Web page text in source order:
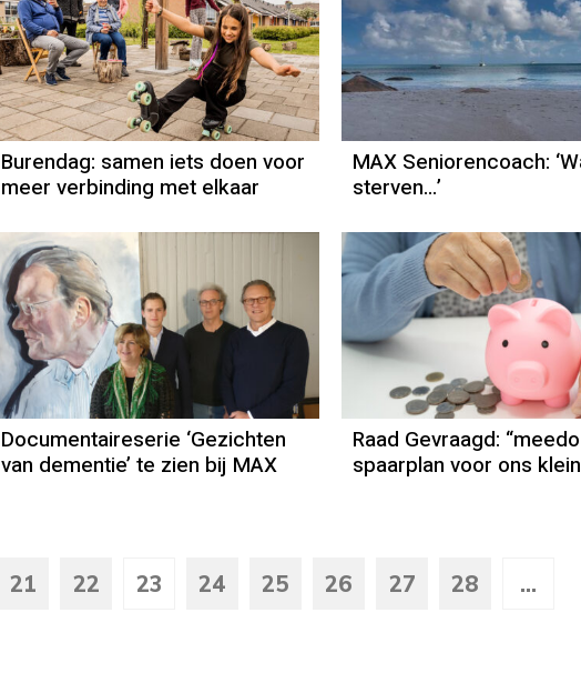
Burendag: samen iets doen voor
meer verbinding met elkaar
MAX Seniorencoach:
sterven…’
Documentaireserie ‘Gezichten
van dementie’ te zien bij MAX
Raad Gevraagd:
spaarplan voor ons
21 22 23 24 25 26 27 28 ...